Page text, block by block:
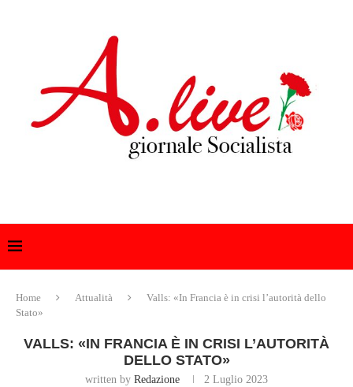
Home Attualità
Valls: «In Francia è in crisi l’autorità dello
Stato»
VALLS: «IN FRANCIA È IN CRISI L’AUTORITÀ
DELLO STATO»
written by Redazione 2 Luglio 2023